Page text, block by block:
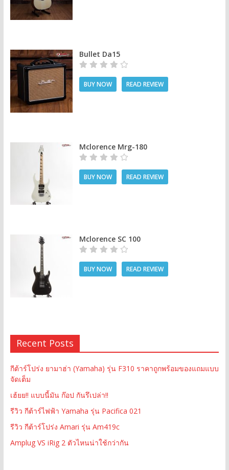
Bullet Da15
BUY NOW READ REVIEW
Mclorence Mrg-180
BUY NOW READ REVIEW
Mclorence SC 100
BUY NOW READ REVIEW
Recent Posts
กีต้าร์โปร่ง ยามาฮ่า (Yamaha) รุ่น F310 ราคาถูกพร้อมของแถมแบบ
จัดเต็ม
เฮ้ยย!! แบบนี้มัน ก๊อป กันรึเปล่า!!
รีวิว กีต้าร์ไฟฟ้า Yamaha รุ่น Pacifica 021
รีวิว กีต้าร์โปร่ง Amari รุ่น Am419c
Amplug VS iRig 2 ตัวไหนน่าใช้กว่ากัน